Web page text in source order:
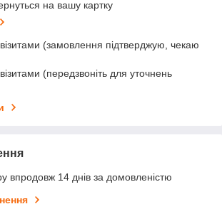
на вашу картку
(замовлення підтверджую, чекаю
(передзвоніть для уточнень
впродовж 14 днів за домовленістю